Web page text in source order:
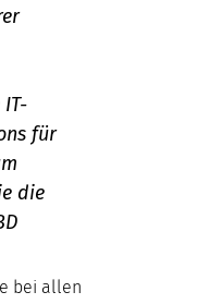
für
die
bei allen